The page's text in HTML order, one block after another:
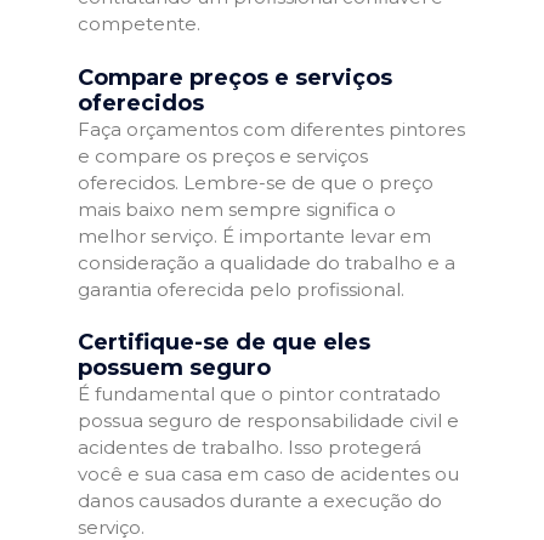
competente.
Compare preços e serviços
oferecidos
Faça orçamentos com diferentes pintores
e compare os preços e serviços
oferecidos. Lembre-se de que o preço
mais baixo nem sempre significa o
melhor serviço. É importante levar em
consideração a qualidade do trabalho e a
garantia oferecida pelo profissional.
Certifique-se de que eles
possuem seguro
É fundamental que o pintor contratado
possua seguro de responsabilidade civil e
acidentes de trabalho. Isso protegerá
você e sua casa em caso de acidentes ou
danos causados durante a execução do
serviço.